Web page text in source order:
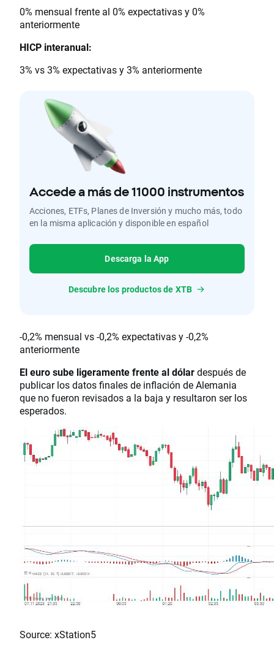
0% mensual frente al 0% expectativas y 0%
anteriormente
HICP interanual:
3% vs 3% expectativas y 3% anteriormente
Accede a más de 11000 instrumentos
Acciones, ETFs, Planes de Inversión y mucho más, todo
en la misma aplicación y disponible en español
Descarga la App
Descubre los productos de XTB
-0,2% mensual vs -0,2% expectativas y -0,2%
anteriormente
El euro sube ligeramente frente al dólardespués de
publicar los datos finales de inflación de Alemania
que no fueron revisados a la baja y resultaron ser los
esperados.
Source: xStation5